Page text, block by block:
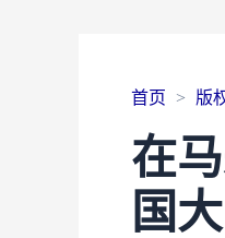
首页 版
在
国